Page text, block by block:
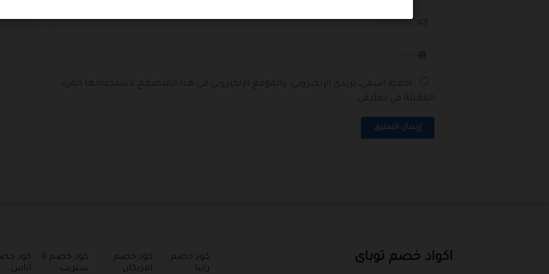
إرسال التعليق
اكواد خصم توباى
كود خصم
راينا
كود خصم
امريكان
كود خصم 6
ستريت
كود
اناس